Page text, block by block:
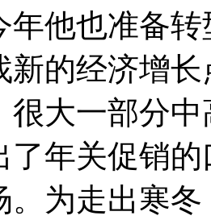
年他也准备
新的经济增长
一部分中
了年关促销
。为走出寒